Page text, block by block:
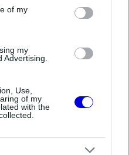
of my
my
Advertising.
Use,
of my
with the
akik még az utazáson
Semmilyen
el érvényes
illetékesei.